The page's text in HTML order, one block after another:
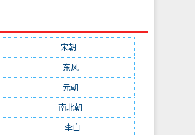
宋朝
东风(1544)
元朝
南北朝
李白